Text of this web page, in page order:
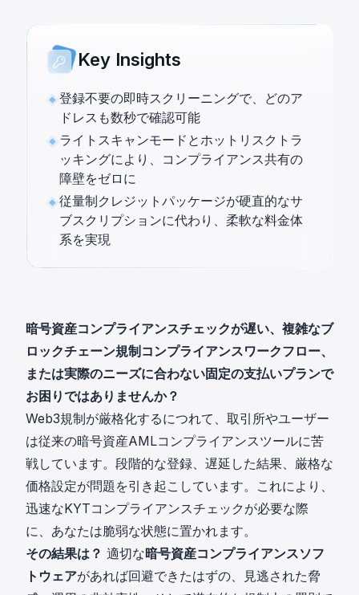
Key Insights
登録不要の即時スクリーニングで、どのア
ドレスも数秒で確認可能
ライトスキャンモードとホットリスクトラ
ッキングにより、コンプライアンス共有の
障壁をゼロに
従量制クレジットパッケージが硬直的なサ
ブスクリプションに代わり、柔軟な料金体
系を実現
暗号資産コンプライアンスチェックが遅い、複雑なブ
ロックチェーン規制コンプライアンスワークフロー、
または実際のニーズに合わない固定の支払いプランで
お困りではありませんか？
Web3規制が厳格化するにつれて、取引所やユーザー
は従来の暗号資産AMLコンプライアンスツールに苦
戦しています。段階的な登録、遅延した結果、厳格な
価格設定が問題を引き起こしています。これにより、
迅速なKYTコンプライアンスチェックが必要な際
に、あなたは脆弱な状態に置かれます。
その結果は？ 適切な暗号資産コンプライアンスソフ
トウェアがあれば回避できたはずの、見逃された脅